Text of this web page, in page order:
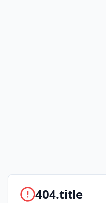
404.title